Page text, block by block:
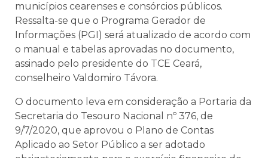
municípios cearenses e consórcios públicos.
Ressalta-se que o Programa Gerador de
Informações (PGI) será atualizado de acordo com
o manual e tabelas aprovadas no documento,
assinado pelo presidente do TCE Ceará,
conselheiro Valdomiro Távora.
O documento leva em consideração a Portaria da
Secretaria do Tesouro Nacional nº 376, de
9/7/2020, que aprovou o Plano de Contas
Aplicado ao Setor Público a ser adotado